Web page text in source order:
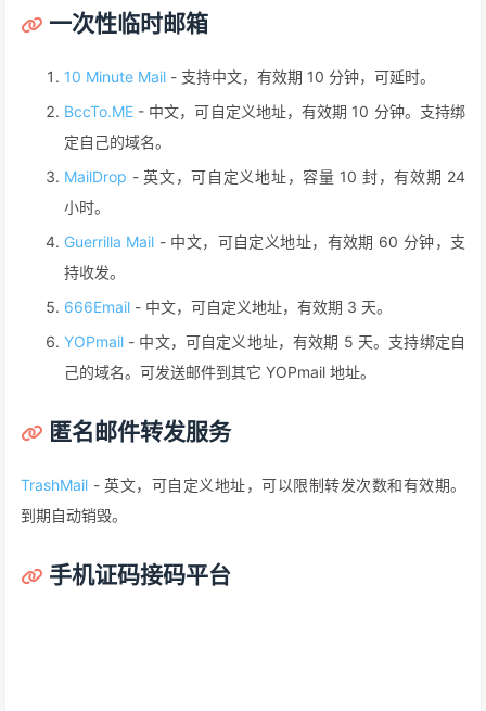
一次性临时邮箱
10 Minute Mail - 支持中文，有效期 10 分钟，可延时。
BccTo.ME - 中文，可自定义地址，有效期 10 分钟。支持绑
定自己的域名。
MailDrop - 英文，可自定义地址，容量 10 封，有效期 24
小时。
Guerrilla Mail - 中文，可自定义地址，有效期 60 分钟，支
持收发。
666Email - 中文，可自定义地址，有效期 3 天。
YOPmail - 中文，可自定义地址，有效期 5 天。支持绑定自
己的域名。可发送邮件到其它 YOPmail 地址。
匿名邮件转发服务
TrashMail - 英文，可自定义地址，可以限制转发次数和有效期。
到期自动销毁。
手机证码接码平台